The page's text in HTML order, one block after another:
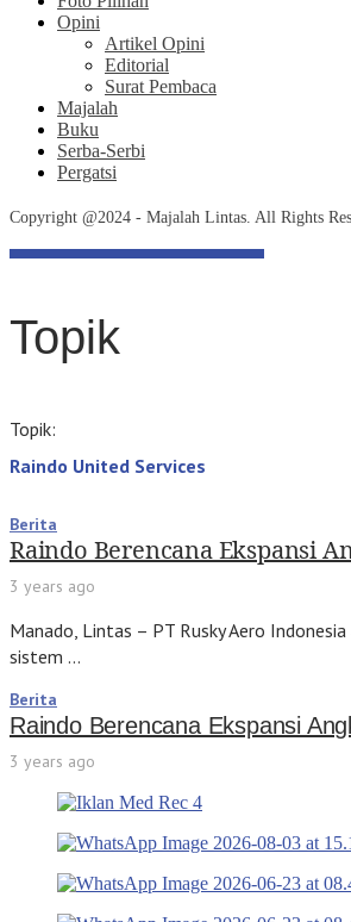
Opini
Artikel Opini
Editorial
Surat Pembaca
Majalah
Buku
Serba-Serbi
Pergatsi
Copyright @2024 - Majalah Lintas. All Rights
Topik
Topik:
Raindo United Services
Berita
Raindo Berencana Ekspansi
3 years ago
Manado, Lintas – PT Rusky Aero
sistem …
Berita
Raindo Berencana Ekspansi
3 years ago